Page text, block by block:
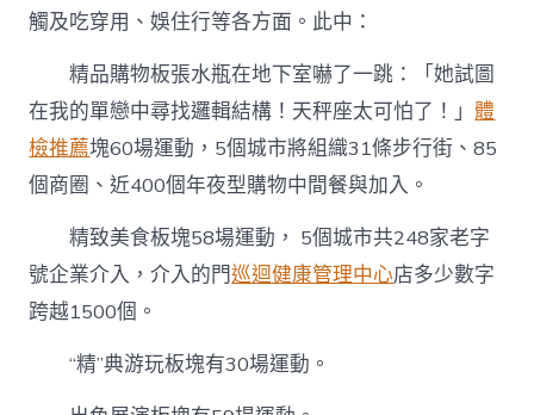
觸及吃穿用、娛住行等各方面。此中：
精品購物板張水瓶在地下室嚇了一跳：「她試圖
在我的單戀中尋找邏輯結構！天秤座太可怕了！」體
檢推薦塊60場運動，5個城市將組織31條步行街、85
個商圈、近400個年夜型購物中間餐與加入。
精致美食板塊58場運動， 5個城市共248家老字
號企業介入，介入的門巡迴健康管理中心店多少數字
跨越1500個。
“精”典游玩板塊有30場運動。